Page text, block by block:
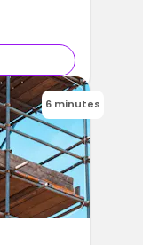
6 minutes